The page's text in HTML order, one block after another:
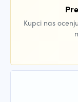
Kupci nas